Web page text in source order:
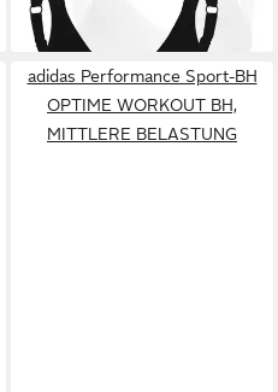
adidas Performance Sport-BH
OPTIME WORKOUT BH,
MITTLERE BELASTUNG